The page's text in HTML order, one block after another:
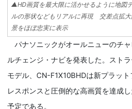
▲HD画質を最大限に活かせるように地
ルの形状などもリアルに再現 交差点拡
景をほぼ忠実に表示
パナソニックがオールニューのチ
ルチェンジ・ナビを発表した。スト
モデル、CN-F1X10BHDは新プラッ
レスポンスと圧倒的な高画質を達成
予定である。